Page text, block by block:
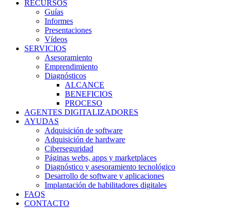
RECURSOS
Guías
Informes
Presentaciones
Vídeos
SERVICIOS
Asesoramiento
Emprendimiento
Diagnósticos
ALCANCE
BENEFICIOS
PROCESO
AGENTES DIGITALIZADORES
AYUDAS
Adquisición de software
Adquisición de hardware
Ciberseguridad
Páginas webs, apps y marketplaces
Diagnóstico y asesoramiento tecnológico
Desarrollo de software y aplicaciones
Implantación de habilitadores digitales
FAQS
CONTACTO